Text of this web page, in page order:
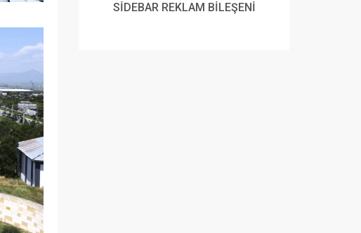
SİDEBAR REKLAM BİLEŞENİ